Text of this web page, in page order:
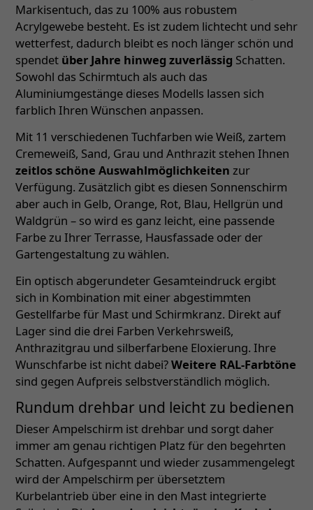
Markisentuch, das zu 100% aus robustem
Acrylgewebe besteht. Es ist zudem lichtecht und sehr
wetterfest, dadurch bleibt es noch länger schön und
spendet über Jahre hinweg zuverlässig Schatten.
Sowohl das Schirmtuch als auch das
Aluminiumgestänge dieses Modells lassen sich
farblich Ihren Wünschen anpassen.
Mit 11 verschiedenen Tuchfarben wie Weiß, zartem
Cremeweiß, Sand, Grau und Anthrazit stehen Ihnen
zeitlos schöne Auswahlmöglichkeiten zur
Verfügung. Zusätzlich gibt es diesen Sonnenschirm
aber auch in Gelb, Orange, Rot, Blau, Hellgrün und
Waldgrün – so wird es ganz leicht, eine passende
Farbe zu Ihrer Terrasse, Hausfassade oder der
Gartengestaltung zu wählen.
Ein optisch abgerundeter Gesamteindruck ergibt
sich in Kombination mit einer abgestimmten
Gestellfarbe für Mast und Schirmkranz. Direkt auf
Lager sind die drei Farben Verkehrsweiß,
Anthrazitgrau und silberfarbene Eloxierung. Ihre
Wunschfarbe ist nicht dabei?Weitere RAL-Farbtöne
sind gegen Aufpreis selbstverständlich möglich.
Rundum drehbar und leicht zu bedienen
Dieser Ampelschirm ist drehbar und sorgt daher
immer am genau richtigen Platz für den begehrten
Schatten. Aufgespannt und wieder zusammengelegt
wird der Ampelschirm per übersetztem
Kurbelantrieb über eine in den Mast integrierte